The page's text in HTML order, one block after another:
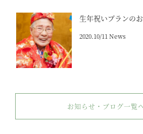
生年祝いプランの
2020.10/11 News
お知らせ・ブログ一覧